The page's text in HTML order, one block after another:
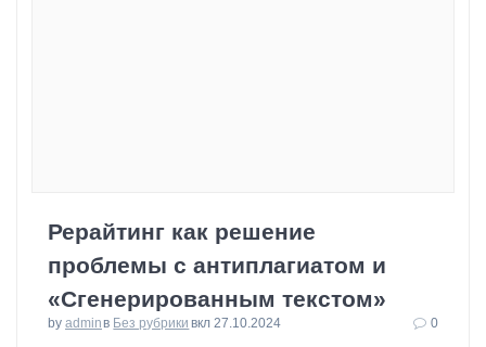
Рерайтинг как решение
проблемы с антиплагиатом и
«Сгенерированным текстом»
by adminв Без рубрики вкл 27.10.2024 0